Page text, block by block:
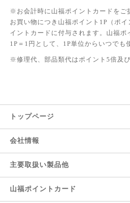
※お会計時に山福ポイントカードをご
お買い物につき山福ポイント1P（ポ
イントカードに付与されます。山福ポ
1P＝1円として、1P単位からいつでも
※修理代、部品類代はポイント5倍及
トップページ
会社情報
主要取扱い製品他
山福ポイントカード